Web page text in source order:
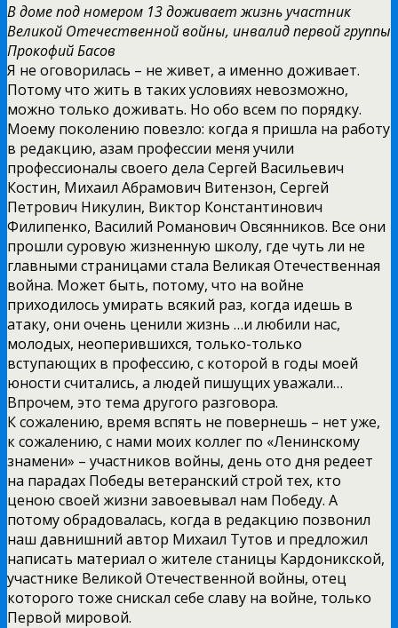
В доме под номером 13 доживает жизнь участник
Великой Отечественной войны, инвалид первой группы
Прокофий Басов
Я не оговорилась – не живет, а именно доживает.
Потому что жить в таких условиях невозможно,
можно только доживать. Но обо всем по порядку.
Моему поколению повезло: когда я пришла на работу
в редакцию, азам профессии меня учили
профессионалы своего дела Сергей Васильевич
Костин, Михаил Абрамович Витензон, Сергей
Петрович Никулин, Виктор Константинович
Филипенко, Василий Романович Овсянников. Все они
прошли суровую жизненную школу, где чуть ли не
главными страницами стала Великая Отечественная
война. Может быть, потому, что на войне
приходилось умирать всякий раз, когда идешь в
атаку, они очень ценили жизнь …и любили нас,
молодых, неоперившихся, только-только
вступающих в профессию, с которой в годы моей
юности считались, а людей пишущих уважали…
Впрочем, это тема другого разговора.
К сожалению, время вспять не повернешь – нет уже,
к сожалению, с нами моих коллег по «Ленинскому
знамени» – участников войны, день ото дня редеет
на парадах Победы ветеранский строй тех, кто
ценою своей жизни завоевывал нам Победу. А
потому обрадовалась, когда в редакцию позвонил
наш давнишний автор Михаил Тутов и предложил
написать материал о жителе станицы Кардоникской,
участнике Великой Отечественной войны, отец
которого тоже снискал себе славу на войне, только
Первой мировой.